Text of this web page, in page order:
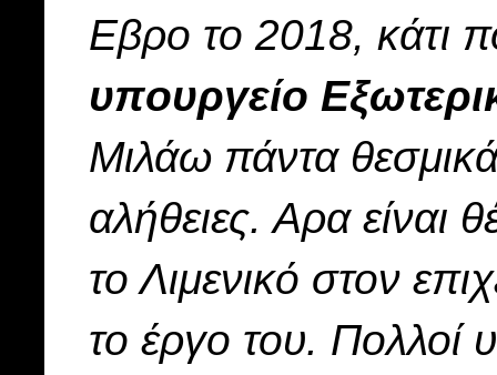
Εβρο το 2018, κάτι
υπουργείο
Μιλάω πάντα
αλήθειες. Αρα είναι
το Λιμενικό στον
το έργο του. Πολλοί